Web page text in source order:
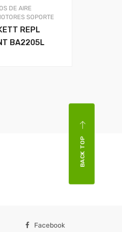
DE AIRE
SOPORTE
REPL
BA2205L
Facebook
BACK TOP